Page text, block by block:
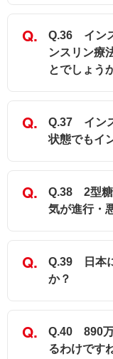
Q.36 イン
ンスリン療
とでしょう
Q.37 イン
状態でもイ
Q.38 2型糖
気が進行・
Q.39 日本
か？
Q.40 890万
るわけです